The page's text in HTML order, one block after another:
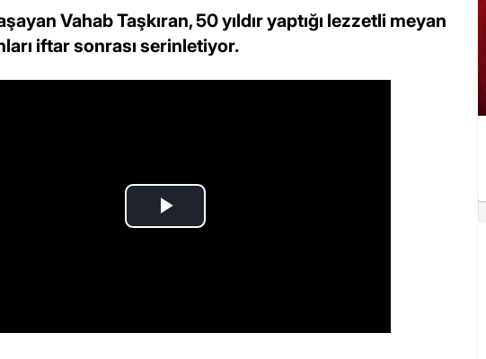
Vahab Taşkıran, 50 yıldır yaptığı lezzetli meyan
iftar sonrası serinletiyor.